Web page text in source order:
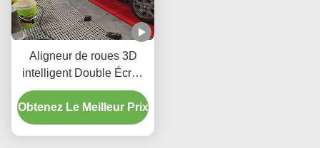
Aligneur de roues 3D
intelligent Double Écran
X6 avec suivi en temps
réel pour une
compatibilité universelle
Obtenez Le Meilleur Prix